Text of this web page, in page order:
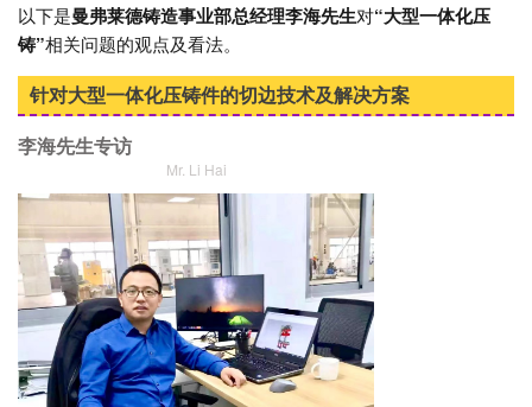
以下是曼弗莱德铸造事业部总经理李海先生对“大型一体化压
铸”相关问题的观点及看法。
针对大型一体化压铸件的切边技术及解决方案
李海先生专访
Mr. Li Hai